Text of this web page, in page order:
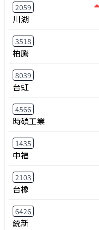
2059
川湖
3518
柏騰
8039
台虹
4566
時碩工業
1435
中福
2103
台橡
6426
統新